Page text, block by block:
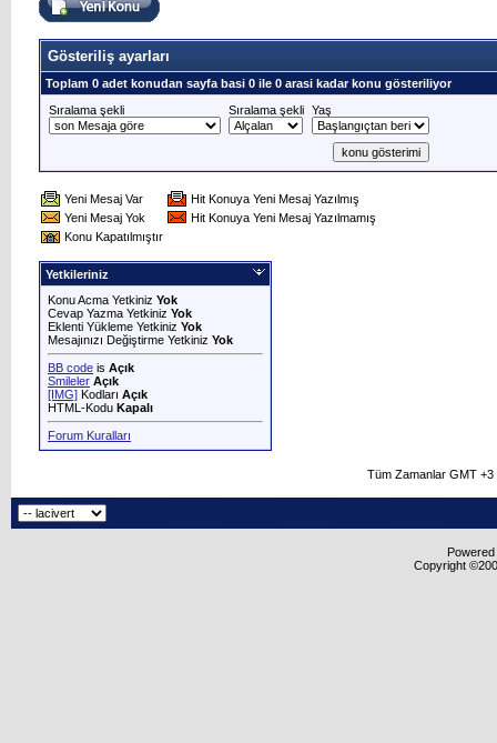
Gösteriliş ayarları
Toplam 0 adet konudan sayfa basi 0 ile 0 arasi kadar konu gösteriliyor
Sıralama şekli
Sıralama şekli Yaş
Yeni Mesaj Var
Hit Konuya Yeni Mesaj Yazılmış
Yeni Mesaj Yok
Hit Konuya Yeni Mesaj Yazılmamış
Konu Kapatılmıştır
Yetkileriniz
Konu Acma Yetkiniz Yok
Cevap Yazma Yetkiniz Yok
Eklenti Yükleme Yetkiniz Yok
Mesajınızı Değiştirme Yetkiniz Yok
BB code is Açık
Smileler Açık
[IMG] Kodları Açık
HTML-Kodu Kapalı
Forum Kuralları
Tüm Zamanlar GMT
Copyright